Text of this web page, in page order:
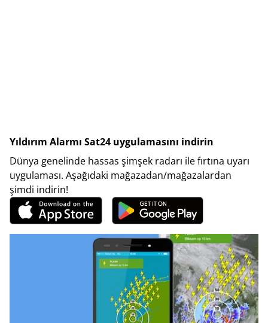
Yıldırım Alarmı Sat24 uygulamasını indirin
Dünya genelinde hassas şimşek radarı ile fırtına uyarı
uygulaması. Aşağıdaki mağazadan/mağazalardan
şimdi indirin!